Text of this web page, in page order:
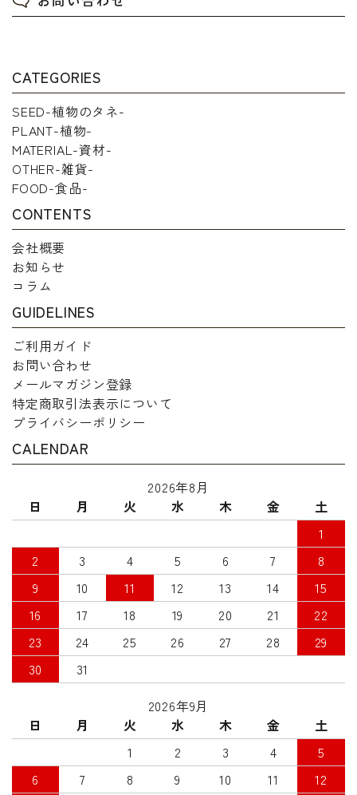
CATEGORIES
SEED-植物のタネ-
PLANT-植物-
MATERIAL-資材-
OTHER-雑貨-
FOOD-食品-
CONTENTS
会社概要
お知らせ
コラム
GUIDELINES
ご利用ガイド
お問い合わせ
メールマガジン登録
特定商取引法表示について
プライバシーポリシー
CALENDAR
2026年8月
日
月 火 水 木 金
土
1
2
3 4 5 6 7
8
9
10 11 12 13 14
15
16
17 18 19 20 21
22
23
24 25 26 27 28
29
30
31
2026年9月
日
月 火 水 木 金
土
1
2 3 4
5
6
7 8 9 10 11 12